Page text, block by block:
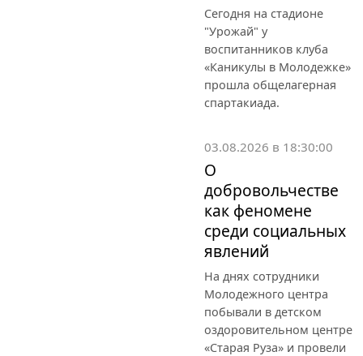
Сегодня на стадионе
"Урожай" у
воспитанников клуба
«Каникулы в Молодежке»
прошла общелагерная
спартакиада.
03.08.2026 в 18:30:00
О
добровольчестве
как феномене
среди социальных
явлений
На днях сотрудники
Молодежного центра
побывали в детском
оздоровительном центре
«Старая Руза» и провели